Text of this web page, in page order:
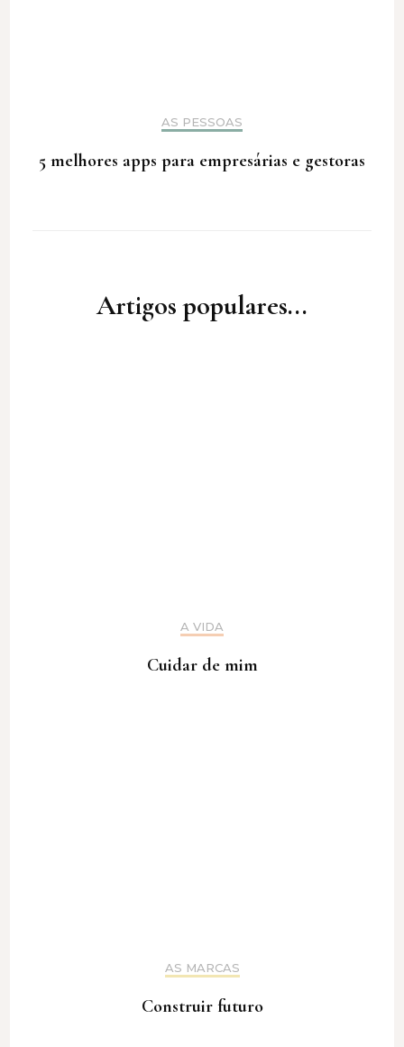
AS PESSOAS
5 melhores apps para empresárias e gestoras
Artigos populares...
A VIDA
Cuidar de mim
AS MARCAS
Construir futuro